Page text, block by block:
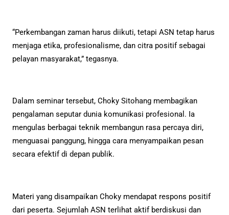
“Perkembangan zaman harus diikuti, tetapi ASN tetap harus
menjaga etika, profesionalisme, dan citra positif sebagai
pelayan masyarakat,” tegasnya.
Dalam seminar tersebut, Choky Sitohang membagikan
pengalaman seputar dunia komunikasi profesional. Ia
mengulas berbagai teknik membangun rasa percaya diri,
menguasai panggung, hingga cara menyampaikan pesan
secara efektif di depan publik.
Materi yang disampaikan Choky mendapat respons positif
dari peserta. Sejumlah ASN terlihat aktif berdiskusi dan